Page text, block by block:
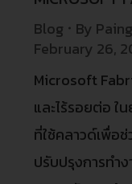
Blog By
February 26,
Microsoft
และไร้รอยต่อ
ที่ใช้คลาวด์เพื่อ
ปรับปรุงการทำ